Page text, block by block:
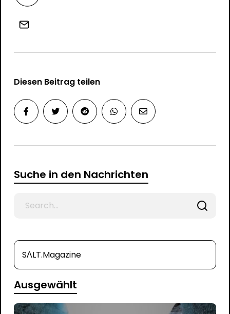
Diesen Beitrag teilen
Suche in den Nachrichten
SΛLT.Magazine
Ausgewählt